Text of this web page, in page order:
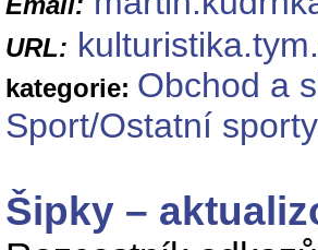
URL:
kategorie: Obchod a
Sport/Ostatní sporty
Šipky –